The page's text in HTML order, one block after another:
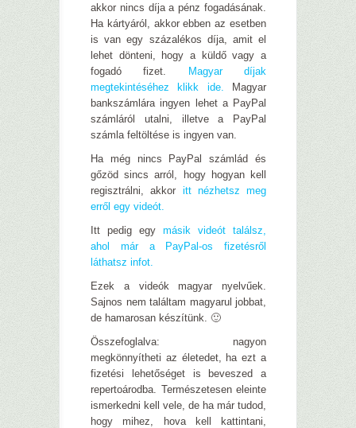
akkor nincs díja a pénz fogadásának.
Ha kártyáról, akkor ebben az esetben
is van egy százalékos díja, amit el
lehet dönteni, hogy a küldő vagy a
fogadó fizet.
Magyar díjak
megtekintéséhez klikk ide.
Magyar
bankszámlára ingyen lehet a PayPal
számláról utalni, illetve a PayPal
számla feltöltése is ingyen van.
Ha még nincs PayPal számlád és
gőzöd sincs arról, hogy hogyan kell
regisztrálni, akkor itt nézhetsz meg
erről egy videót.
Itt pedig egy másik videót találsz,
ahol már a PayPal-os fizetésről
láthatsz infot.
Ezek a videók magyar nyelvűek.
Sajnos nem találtam magyarul jobbat,
de hamarosan készítünk. 🙂
Összefoglalva: nagyon
megkönnyítheti az életedet, ha ezt a
fizetési lehetőséget is beveszed a
repertoárodba. Természetesen eleinte
ismerkedni kell vele, de ha már tudod,
hogy mihez, hova kell kattintani,